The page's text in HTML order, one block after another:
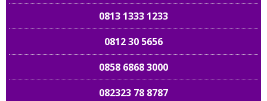
0813 1333 1233
0812 30 5656
0858 6868 3000
082323 78 8787